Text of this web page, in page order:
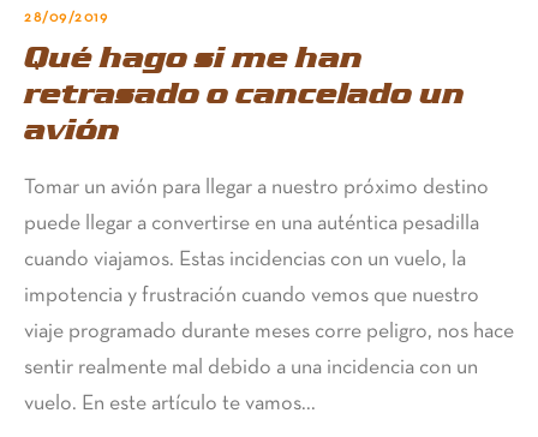
28/09/2019
Qué hago si me han
retrasado o cancelado un
avión
Tomar un avión para llegar a nuestro próximo destino
puede llegar a convertirse en una auténtica pesadilla
cuando viajamos. Estas incidencias con un vuelo, la
impotencia y frustración cuando vemos que nuestro
viaje programado durante meses corre peligro, nos hace
sentir realmente mal debido a una incidencia con un
vuelo. En este artículo te vamos...